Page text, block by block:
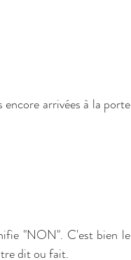
encore arrivées à la porte
"NON". C'est bien le
dit ou fait.